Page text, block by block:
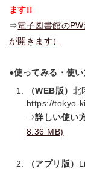
ます!!
⇒電子図書館の
が開きます）
●使ってみる・使
（WEB版） 北
https://tokyo-
⇒詳しい使い
8.36 MB)
（アプリ版）